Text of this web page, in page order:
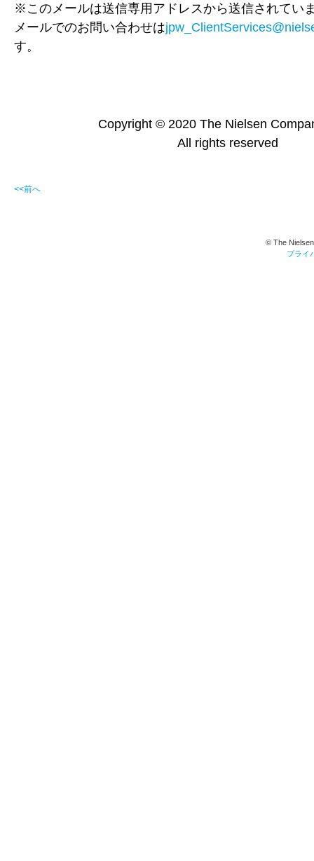
※このメールは送信専用アドレスから送信されてい
メールでのお問い合わせは
す。
Copyright © 2020 The Nielsen
All rights reserved
<<前へ
© The
プライ